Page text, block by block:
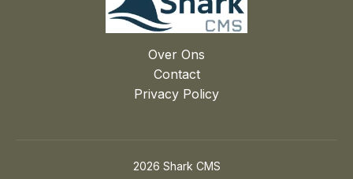
Over Ons
Contact
Privacy Policy
2026 Shark CMS